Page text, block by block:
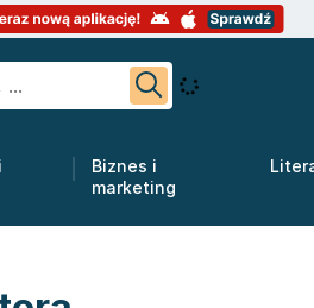
Biznes i
marketing